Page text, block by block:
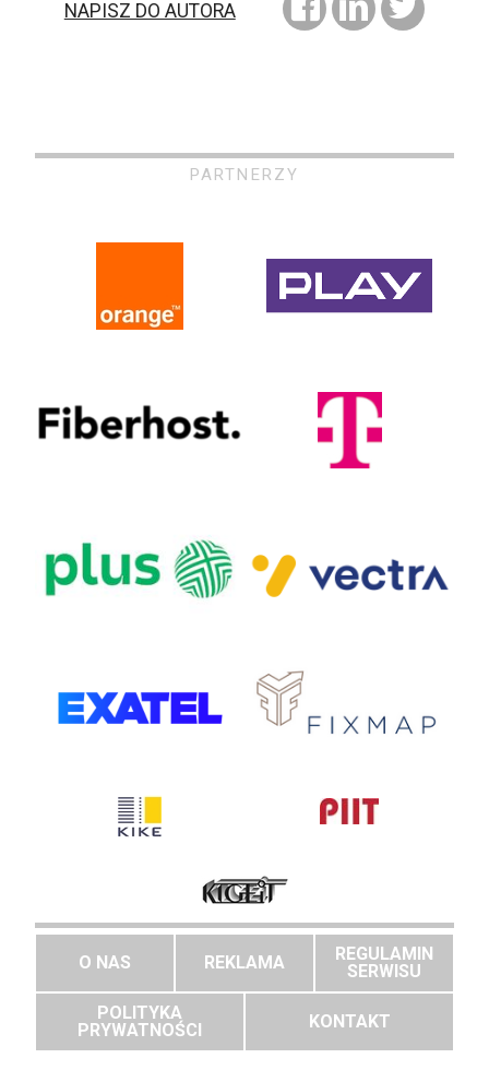
NAPISZ DO AUTORA
PARTNERZY
O NAS REKLAMA
REGULAMIN
SERWISU
POLITYKA
PRYWATNOŚCI
KONTAKT